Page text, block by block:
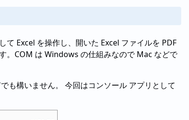
て Excel を操作し、開いた Excel ファイルを PDF
。COM は Windows の仕組みなので Mac などで
も構いません。 今回はコンソール アプリとして